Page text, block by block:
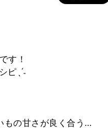
す！
ピˎˊ˗
もの甘さが良く合う…